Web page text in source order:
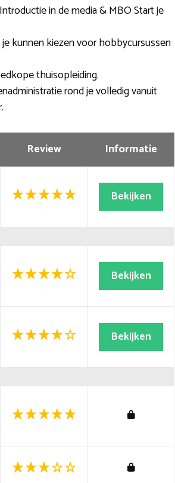
in de media & MBO Start je
kunnen kiezen voor hobbycursussen
thuisopleiding.
rond je volledig vanuit
Review Informatie
Bekijken
Bekijken
Bekijken